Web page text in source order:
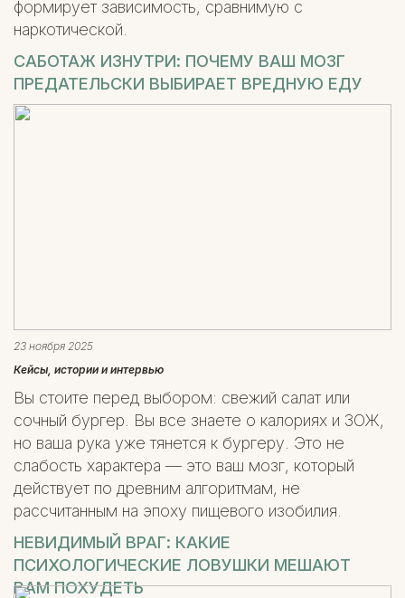
формирует зависимость, сравнимую с
наркотической.
САБОТАЖ ИЗНУТРИ: ПОЧЕМУ ВАШ МОЗГ
ПРЕДАТЕЛЬСКИ ВЫБИРАЕТ ВРЕДНУЮ ЕДУ
23 ноября 2025
Кейсы, истории и интервью
Вы стоите перед выбором: свежий салат или
сочный бургер. Вы все знаете о калориях и ЗОЖ,
но ваша рука уже тянется к бургеру. Это не
слабость характера — это ваш мозг, который
действует по древним алгоритмам, не
рассчитанным на эпоху пищевого изобилия.
НЕВИДИМЫЙ ВРАГ: КАКИЕ
ПСИХОЛОГИЧЕСКИЕ ЛОВУШКИ МЕШАЮТ
ВАМ ПОХУДЕТЬ